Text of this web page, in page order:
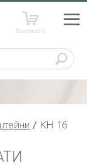
Покупки:0
КН 16